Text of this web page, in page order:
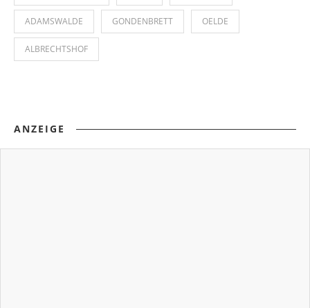
ADAMSWALDE GONDENBRETT OELDE
ALBRECHTSHOF
ANZEIGE